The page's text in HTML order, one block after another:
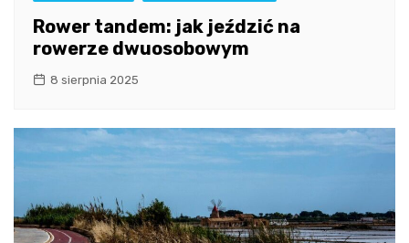
Rower tandem: jak jeździć na
rowerze dwuosobowym
8 sierpnia 2025